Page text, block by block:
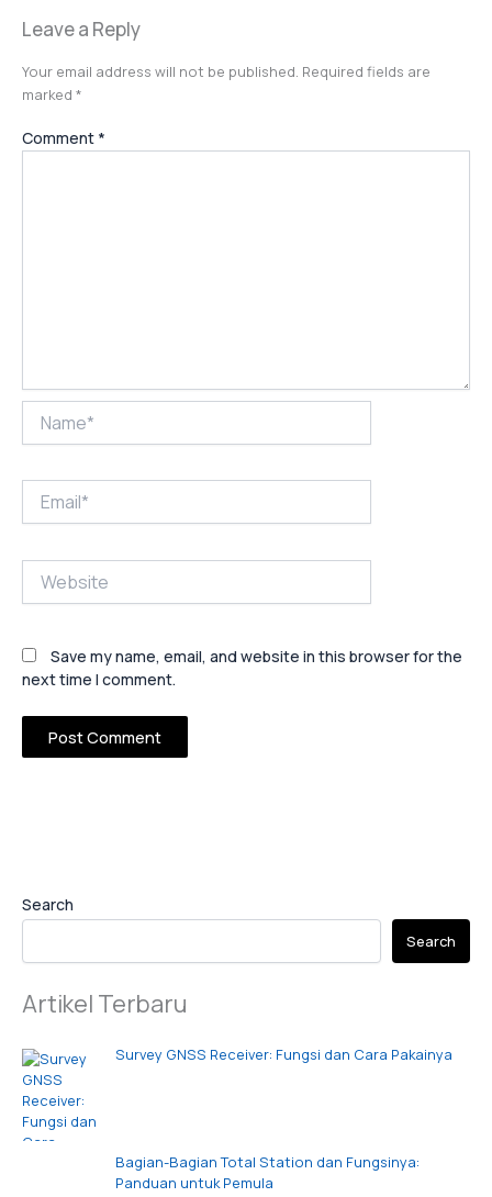
Search
Search
Artikel Terbaru
Survey GNSS Receiver: Fungsi dan Cara Pakainya
Bagian-Bagian Total Station dan Fungsinya:
Panduan untuk Pemula
Leave a Reply
Your email address will not be published. Required fields are
marked *
Comment *
Save my name, email, and website in this browser for the
next time I comment.